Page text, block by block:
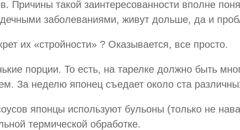
Причины такой заинтересованности вполне
заболеваниями, живут дольше, да и
их «стройности» ? Оказывается, все просто.
порции. То есть, на тарелке должно быть
За неделю японец съедает около ста
японцы используют бульоны (только не
термической обработке.